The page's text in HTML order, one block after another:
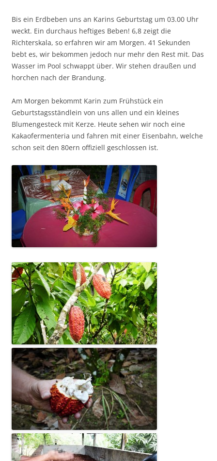
Bis ein Erdbeben uns an Karins Geburtstag um 03.00 Uhr
weckt. Ein durchaus heftiges Beben! 6,8 zeigt die
Richterskala, so erfahren wir am Morgen. 41 Sekunden
bebt es, wir bekommen jedoch nur mehr den Rest mit. Das
Wasser im Pool schwappt über. Wir stehen draußen und
horchen nach der Brandung.
Am Morgen bekommt Karin zum Frühstück ein
Geburtstagsständlein von uns allen und ein kleines
Blumengesteck mit Kerze. Heute sehen wir noch eine
Kakaofermenteria und fahren mit einer Eisenbahn, welche
schon seit den 80ern offiziell geschlossen ist.